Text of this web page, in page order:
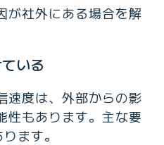
が社外にある場合を解
いる
速度は、外部からの影
性もあります。主な要
ます。